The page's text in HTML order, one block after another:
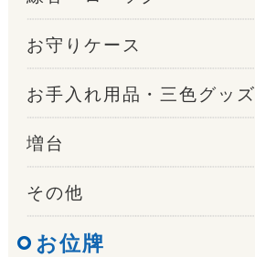
お守りケース
お手入れ用品・三色グッズ
増台
その他
お位牌